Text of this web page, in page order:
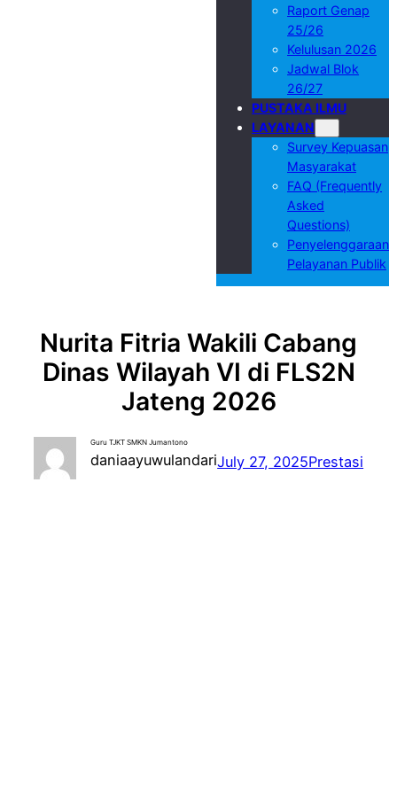
Raport Genap
25/26
Kelulusan 2026
Jadwal Blok
26/27
PUSTAKA ILMU
LAYANAN
Survey Kepuasan
Masyarakat
FAQ (Frequently
Asked
Questions)
Penyelenggaraan
Pelayanan Publik
Nurita Fitria Wakili Cabang
Dinas Wilayah VI di FLS2N
Jateng 2026
Guru TJKT SMKN Jumantono
daniaayuwulandariJuly 27, 2025Prestasi